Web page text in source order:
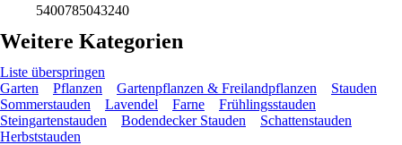
5400785043240
Weitere Kategorien
Liste überspringen
Garten
Pflanzen Gartenpflanzen & Freilandpflanzen
Stauden
Sommerstauden
Lavendel Farne
Frühlingsstauden
Steingartenstauden
Bodendecker Stauden
Schattenstauden
Herbststauden